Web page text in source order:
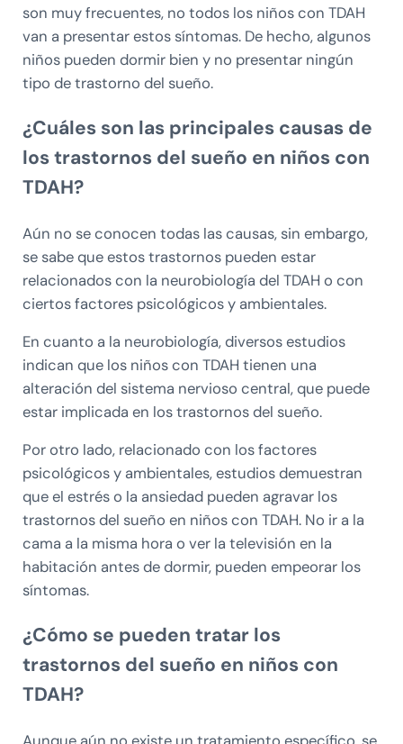
son muy frecuentes, no todos los niños con TDAH
van a presentar estos síntomas. De hecho, algunos
niños pueden dormir bien y no presentar ningún
tipo de trastorno del sueño.
¿Cuáles son las principales causas de
los trastornos del sueño en niños con
TDAH?
Aún no se conocen todas las causas, sin embargo,
se sabe que estos trastornos pueden estar
relacionados con la neurobiología del TDAH o con
ciertos factores psicológicos y ambientales.
En cuanto a la neurobiología, diversos estudios
indican que los niños con TDAH tienen una
alteración del sistema nervioso central, que puede
estar implicada en los trastornos del sueño.
Por otro lado, relacionado con los factores
psicológicos y ambientales, estudios demuestran
que el estrés o la ansiedad pueden agravar los
trastornos del sueño en niños con TDAH. No ir a la
cama a la misma hora o ver la televisión en la
habitación antes de dormir, pueden empeorar los
síntomas.
¿Cómo se pueden tratar los
trastornos del sueño en niños con
TDAH?